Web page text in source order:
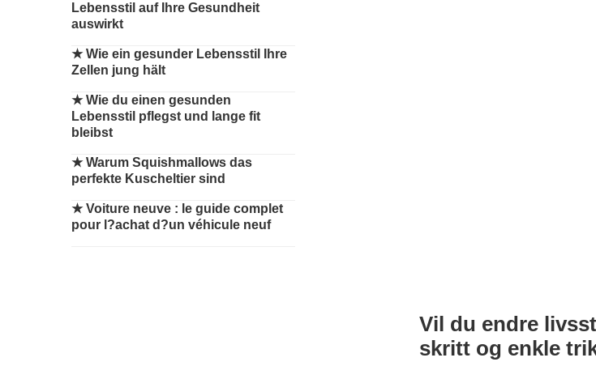
Lebensstil auf Ihre Gesundheit
auswirkt
★Wie ein gesunder Lebensstil Ihre
Zellen jung hält
★Wie du einen gesunden
Lebensstil pflegst und lange fit
bleibst
★Warum Squishmallows das
perfekte Kuscheltier sind
★Voiture neuve : le guide complet
pour l?achat d?un véhicule neuf
Vil du endre
skritt og enkle